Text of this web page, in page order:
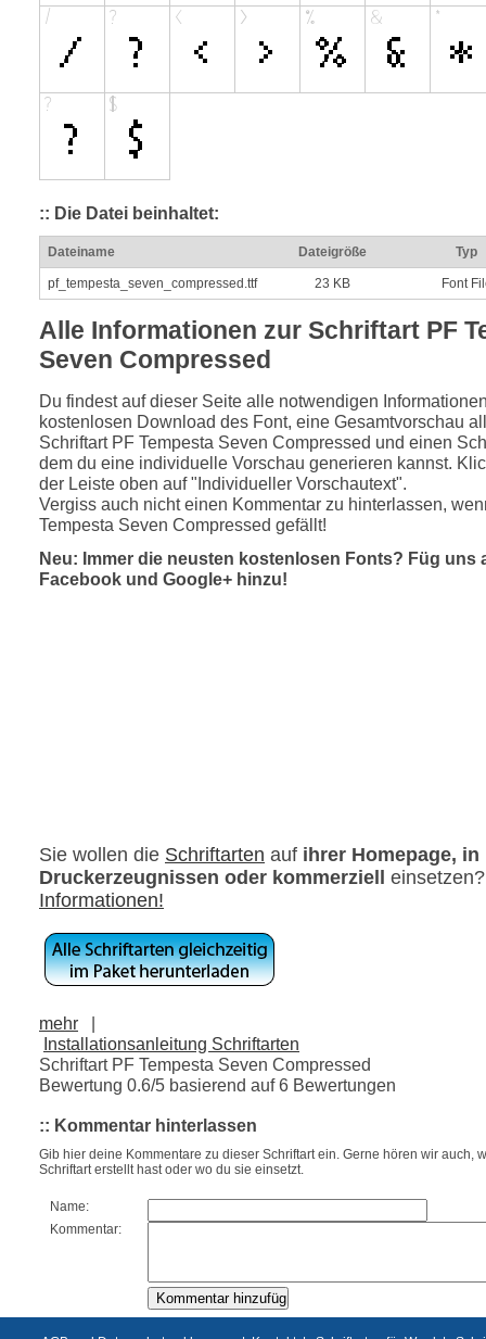
:: Die Datei beinhaltet:
Dateiname Dateigröße Typ
pf_tempesta_seven_compressed.ttf 23 KB Font
Alle Informationen zur Schriftart PF
Seven Compressed
Du findest auf dieser Seite alle notwendigen
kostenlosen Download des Font, eine Gesamtvorschau
Schriftart PF Tempesta Seven Compressed und einen
dem du eine individuelle Vorschau generieren kannst.
der Leiste oben auf "Individueller Vorschautext".
Vergiss auch nicht einen Kommentar zu hinterlassen,
Tempesta Seven Compressed gefällt!
Neu: Immer die neusten kostenlosen Fonts? Füg uns
Facebook und Google+ hinzu!
Sie wollen die Schriftarten auf ihrer Homepage, in
Druckerzeugnissen oder kommerziell
Informationen!
mehr
|
Installationsanleitung Schriftarten
Schriftart PF Tempesta Seven Compressed
Bewertung 0.6/5 basierend auf6 Bewertungen
:: Kommentar hinterlassen
Gib hier deine Kommentare zu dieser Schriftart ein. Gerne hören wir auch,
Schriftart erstellt hast oder wo du sie einsetzt.
Name:
Kommentar: